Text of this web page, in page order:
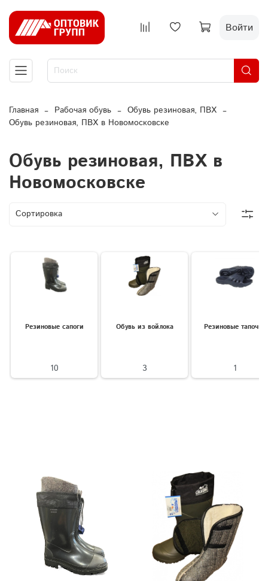
Войти
Главная Рабочая обувь
Обувь резиновая, ПВХ
Обувь резиновая, ПВХ в Новомосковске
Обувь резиновая, ПВХ в
Новомосковске
Резиновые сапоги
10
Обувь из войлока
3
Резиновые тапочки
1